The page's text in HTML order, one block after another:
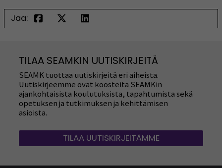
Jaa:
TILAA SEAMKIN UUTISKIRJEITÄ
SEAMK tuottaa uutiskirjeitä eri aiheista.
Uutiskirjeemme ovat koosteita SEAMKin
ajankohtaisista koulutuksista, tapahtumista sekä
opetuksen ja tutkimuksen ja kehittämisen
asioista.
TILAA UUTISKIRJEITÄMME